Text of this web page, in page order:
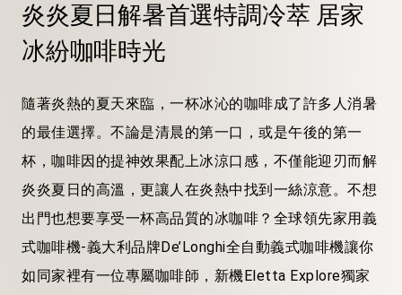
炎炎夏日解暑首選特調冷萃 居家
冰紛咖啡時光
隨著炎熱的夏天來臨，一杯冰沁的咖啡成了許多人消暑
的最佳選擇。不論是清晨的第一口，或是午後的第一
杯，咖啡因的提神效果配上冰涼口感，不僅能迎刃而解
炎炎夏日的高溫，更讓人在炎熱中找到一絲涼意。不想
出門也想要享受一杯高品質的冰咖啡？全球領先家用義
式咖啡機-義大利品牌De’Longhi全自動義式咖啡機讓你
如同家裡有一位專屬咖啡師，新機Eletta Explore獨家